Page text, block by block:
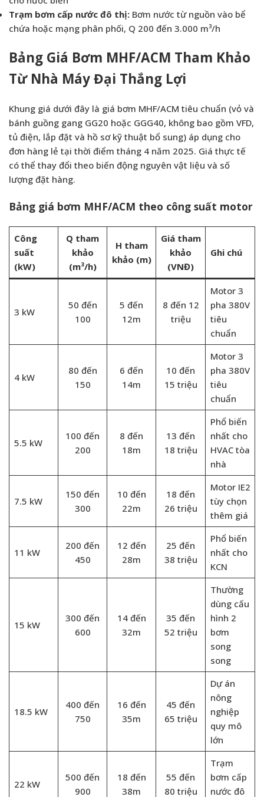
Trạm bơm cấp nước đô thị: Bơm nước từ nguồn vào bể
chứa hoặc mạng phân phối, Q 200 đến 3.000 m³/h
Bảng Giá Bơm MHF/ACM Tham Khảo
Từ Nhà Máy Đại Thắng Lợi
Khung giá dưới đây là giá bơm MHF/ACM tiêu chuẩn (vỏ và
bánh guồng gang GG20 hoặc GGG40, không bao gồm VFD,
tủ điện, lắp đặt và hồ sơ kỹ thuật bổ sung) áp dụng cho
đơn hàng lẻ tại thời điểm tháng 4 năm 2025. Giá thực tế
có thể thay đổi theo biến động nguyên vật liệu và số
lượng đặt hàng.
Bảng giá bơm MHF/ACM theo công suất motor
Công
suất
(kW)
Q tham
khảo
(m³/h)
H tham
khảo (m)
Giá tham
khảo
(VNĐ)
Ghi chú
3 kW
50 đến
100
5 đến
12m
8 đến 12
triệu
Motor 3
pha 380V
tiêu
chuẩn
4 kW
80 đến
150
6 đến
14m
10 đến
15 triệu
Motor 3
pha 380V
tiêu
chuẩn
5.5 kW
100 đến
200
8 đến
18m
13 đến
18 triệu
Phổ biến
nhất cho
HVAC tòa
nhà
7.5 kW
150 đến
300
10 đến
22m
18 đến
26 triệu
Motor IE2
tùy chọn
thêm giá
11 kW
200 đến
450
12 đến
28m
25 đến
38 triệu
Phổ biến
nhất cho
KCN
15 kW
300 đến
600
14 đến
32m
35 đến
52 triệu
Thường
dùng cấu
hình 2
bơm
song
song
18.5 kW
400 đến
750
16 đến
35m
45 đến
65 triệu
Dự án
nông
nghiệp
quy mô
lớn
22 kW
500 đến
900
18 đến
38m
55 đến
80 triệu
Trạm
bơm cấp
nước đô